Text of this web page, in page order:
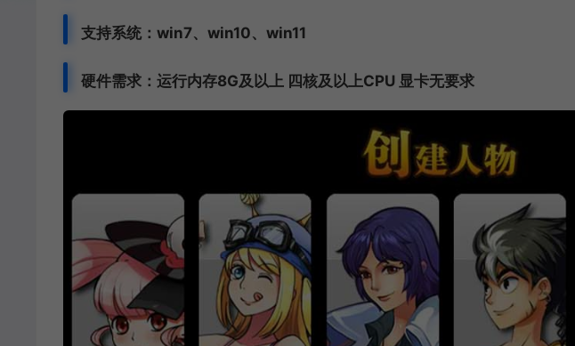
支持系统：win7、win10、win11
硬件需求：运行内存8G及以上 四核及以上CPU 显卡无要求